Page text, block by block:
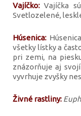
Vajíčko: Vajíčka
Svetlozelené,
Húsenica:
všetky lístky a
pri zemi, na
znázorňuje aj
vyvrhuje zvyšky
Živné rastliny: